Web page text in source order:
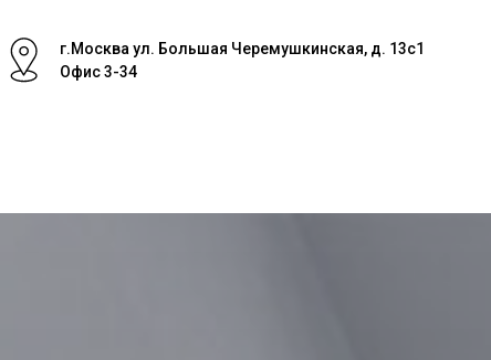
г.Москва ул. Большая Черемушкинская, д. 13с1
Офис 3-34